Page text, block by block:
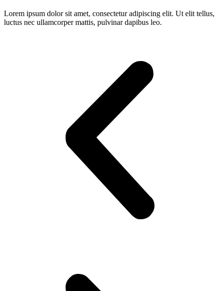
Lorem ipsum dolor sit amet, consectetur adipiscing elit. Ut elit tellus,
luctus nec ullamcorper mattis, pulvinar dapibus leo.